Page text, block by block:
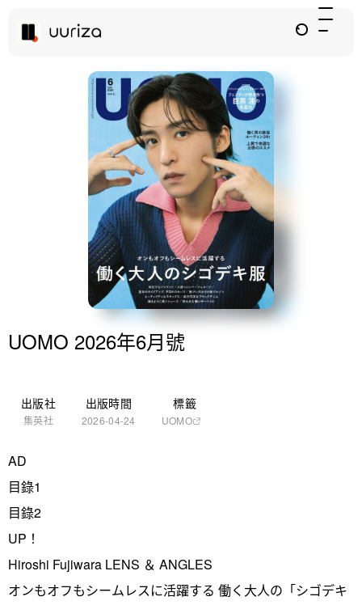
UOMO 2026年6月號
出版社
集英社
出版時間
2026-04-24
標籤
UOMO
AD
目錄1
目錄2
UP！
Hiroshi Fujiwara LENS ＆ ANGLES
オンもオフもシームレスに活躍する 働く大人の「シゴデキ